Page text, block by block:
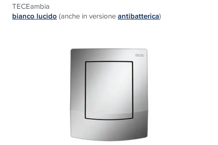
TECEambia
bianco lucido (anche in versioneantibatterica)